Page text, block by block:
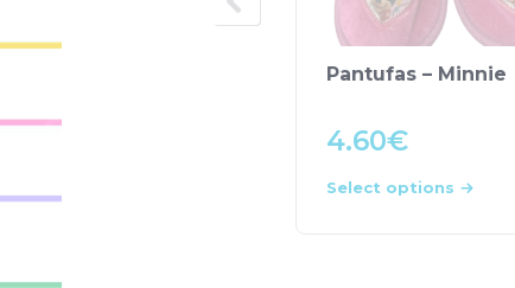
Pantufas – Minnie
4.60€
Select options